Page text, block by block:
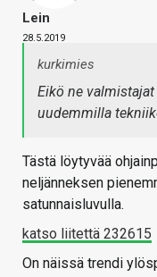
Lein
28.5.2019
kurkimies
Eikö ne
uudemmilla
Tästä löytyvää
neljänneksen
satunnaisluvulla.
katso liitettä 232615
On näissä trendi